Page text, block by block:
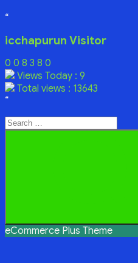
“
icchapurun Visitor
0 0 8 3 8 0
Views Today : 9
Total views : 13643
“
Search
for:
eCommerce Plus Theme